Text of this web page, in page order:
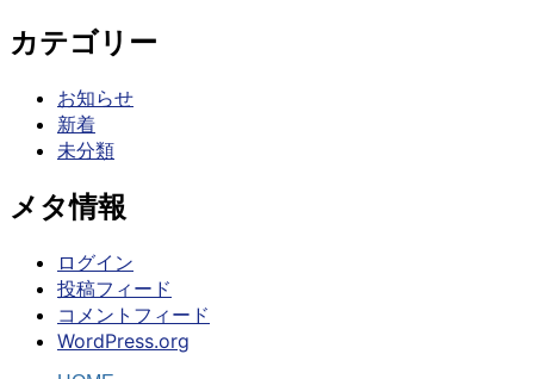
カテゴリー
お知らせ
新着
未分類
メタ情報
ログイン
投稿フィード
コメントフィード
WordPress.org